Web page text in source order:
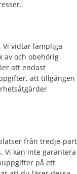
Vi vidtar lämpliga
av och obehörig
att endast
att tillgången
från tredje-part
Vi kan inte garantera
på ett